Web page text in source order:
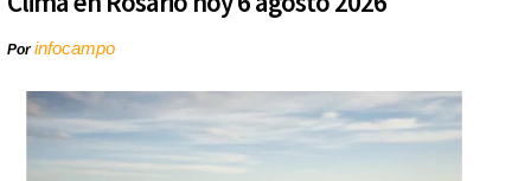
Porinfocampo